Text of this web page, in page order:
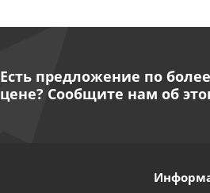
Есть предложение по
цене? Сообщите нам об